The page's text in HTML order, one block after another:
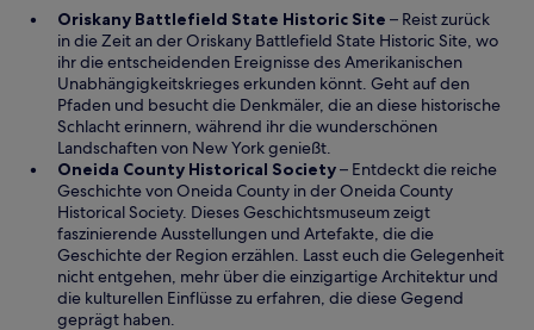
r
g
e
ö
f
f
n
e
t
Oriskany Battlefield State Historic Site W
i
r
d
i
n
i
n
e
m
n
e
u
– Reist zurück
in die Zeit an der Oriskany Battlefield State Historic Site, wo
ihr die entscheidenden Ereignisse des Amerikanischen
Unabhängigkeitskrieges erkunden könnt. Geht auf den
Pfaden und besucht die Denkmäler, die an diese historische
Schlacht erinnern, während ihr die wunderschönen
Landschaften von New York genießt.
Oneida County Historical SocietyW
i
r
d
i
n
e
– Entdeckt die reiche
Geschichte von Oneida County in der Oneida County
Historical Society. Dieses Geschichtsmuseum zeigt
faszinierende Ausstellungen und Artefakte, die die
Geschichte der Region erzählen. Lasst euch die Gelegenheit
nicht entgehen, mehr über die einzigartige Architektur und
die kulturellen Einflüsse zu erfahren, die diese Gegend
geprägt haben.